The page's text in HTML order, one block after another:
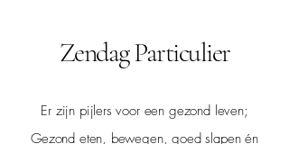
Zendag Particulier
Er zijn pijlers voor een gezond leven;
Gezond eten, bewegen, goed slapen én